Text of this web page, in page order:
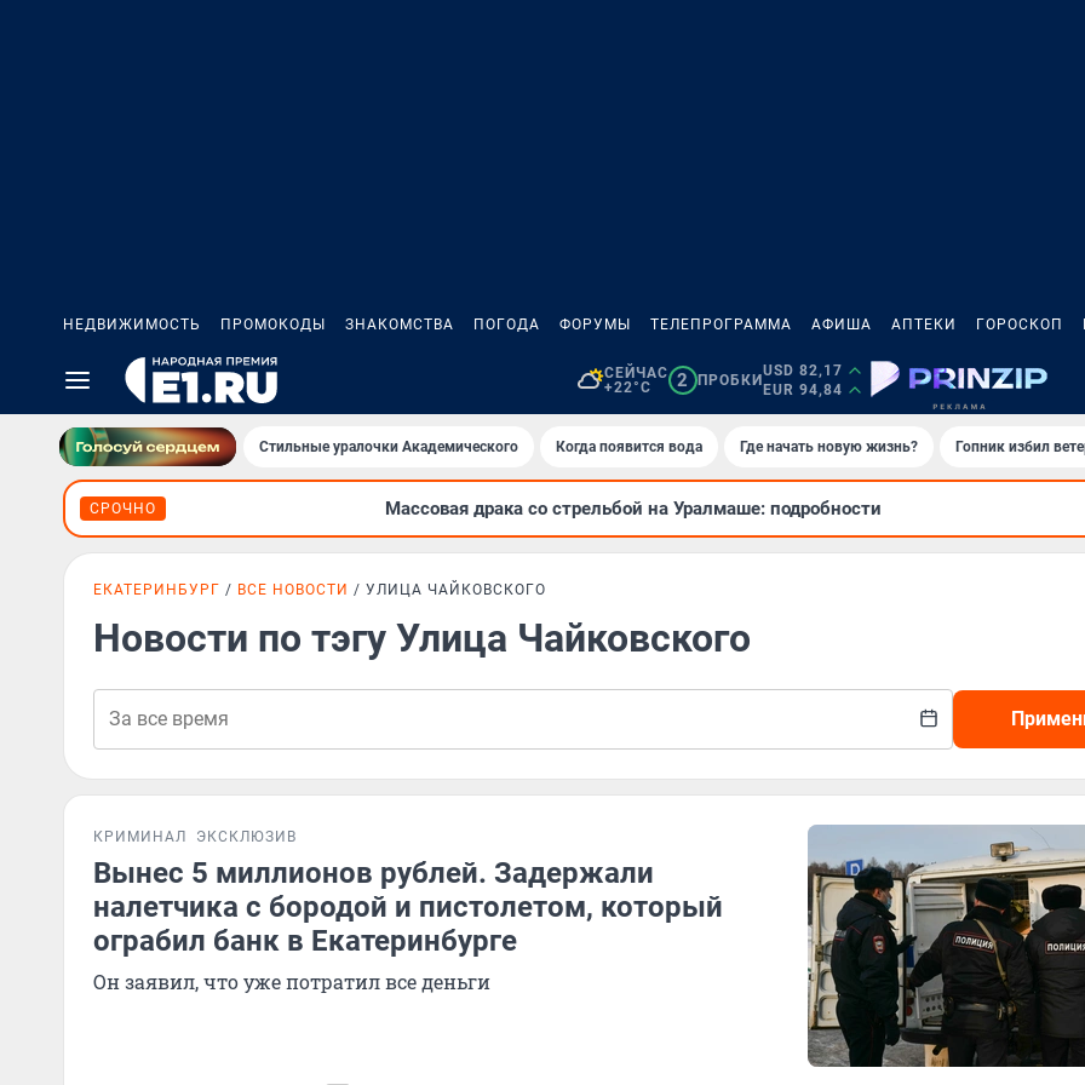
НЕДВИЖИМОСТЬ ПРОМОКОДЫ ЗНАКОМСТВА ПОГОДА ФОРУМЫ ТЕЛЕПРОГРАММА АФИША АПТЕКИ ГОРОСКОП
СЕЙЧАС
+22°C
2 ПРОБКИ
USD 82,17
EUR 94,84
Стильные уралочки Академического Когда появится вода Где начать новую жизнь? Гопник избил
СРОЧНО Массовая драка со стрельбой на Уралмаше: подробности
ЕКАТЕРИНБУРГ ВСЕ НОВОСТИ УЛИЦА ЧАЙКОВСКОГО
Новости по тэгу Улица Чайковского
КРИМИНАЛ ЭКСКЛЮЗИВ
Вынес 5 миллионов рублей. Задержали
налетчика с бородой и пистолетом, который
ограбил банк в Екатеринбурге
Он заявил, что уже потратил все деньги